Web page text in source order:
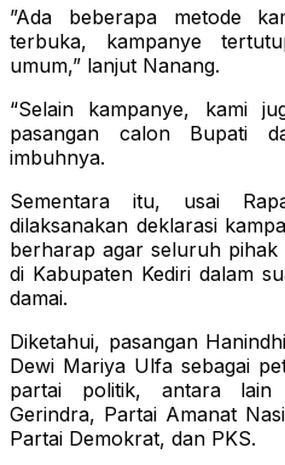
”Ada beberapa metode
terbuka, kampanye
umum,” lanjut Nanang.
“Selain kampanye, kami
pasangan calon Bupati
imbuhnya.
Sementara itu, usai
dilaksanakan deklarasi
berharap agar seluruh pihak
di Kabupaten Kediri dalam
damai.
Diketahui, pasangan
Dewi Mariya Ulfa sebagai
partai politik, antara lain
Gerindra, Partai Amanat
Partai Demokrat, dan PKS.